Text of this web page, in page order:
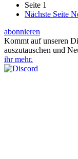
Seite 1
Nächste Seite
abonnieren
Kommt auf unseren
auszutauschen und
ihr mehr.